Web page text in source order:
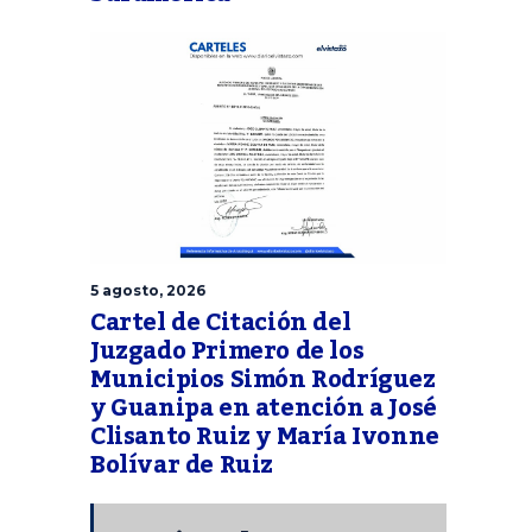
5 agosto, 2026
Cartel de Citación del
Juzgado Primero de los
Municipios Simón Rodríguez
y Guanipa en atención a José
Clisanto Ruiz y María Ivonne
Bolívar de Ruiz